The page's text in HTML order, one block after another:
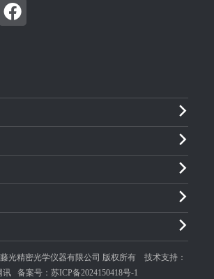
光精密光学仪器有限公司 版权所有 技术支持：
讯 备案号： 苏ICP备2024150418号-1